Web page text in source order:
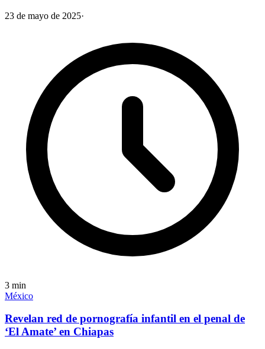
23 de mayo de 2025·
3 min
México
Revelan red de pornografía infantil en el penal de
‘El Amate’ en Chiapas